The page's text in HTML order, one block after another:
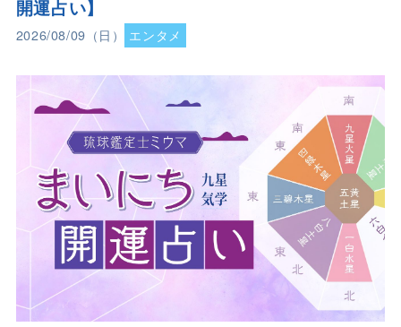
開運占い】
2026/08/09（日） エンタメ